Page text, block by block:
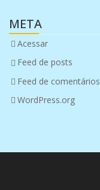
META
Acessar
Feed de posts
Feed de comentários
WordPress.org